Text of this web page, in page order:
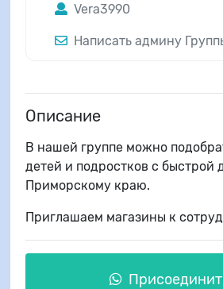
Vera3990
Написать админу
Описание
В нашей группе можно
детей и подростков с быстрой
Приморскому краю.
Приглашаем магазины к